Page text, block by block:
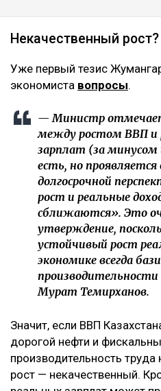
Некачественный рост?
Уже первый тезис
экономиста вопросы.
— Министр
между ростом ВВП и
зарплат (за минусом
есть, но проявляется
долгосрочной
рост и реальные
сближаются». Это
утверждение,
устойчивый рост
экономике всегда
Мурат Темирханов.
Значит, если ВВП
дорогой нефти и
производительность труда
рост — некачественный.